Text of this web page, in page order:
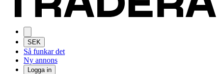
SEK
Så funkar det
Ny annons
Logga in